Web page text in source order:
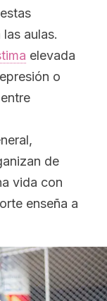
aulas.
elevada
o
de
vida con
enseña a